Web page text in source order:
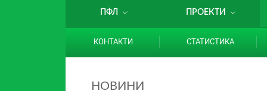
ПФЛ ПРОЕКТИ
КОНТАКТИ СТАТИСТИКА
НОВИНИ